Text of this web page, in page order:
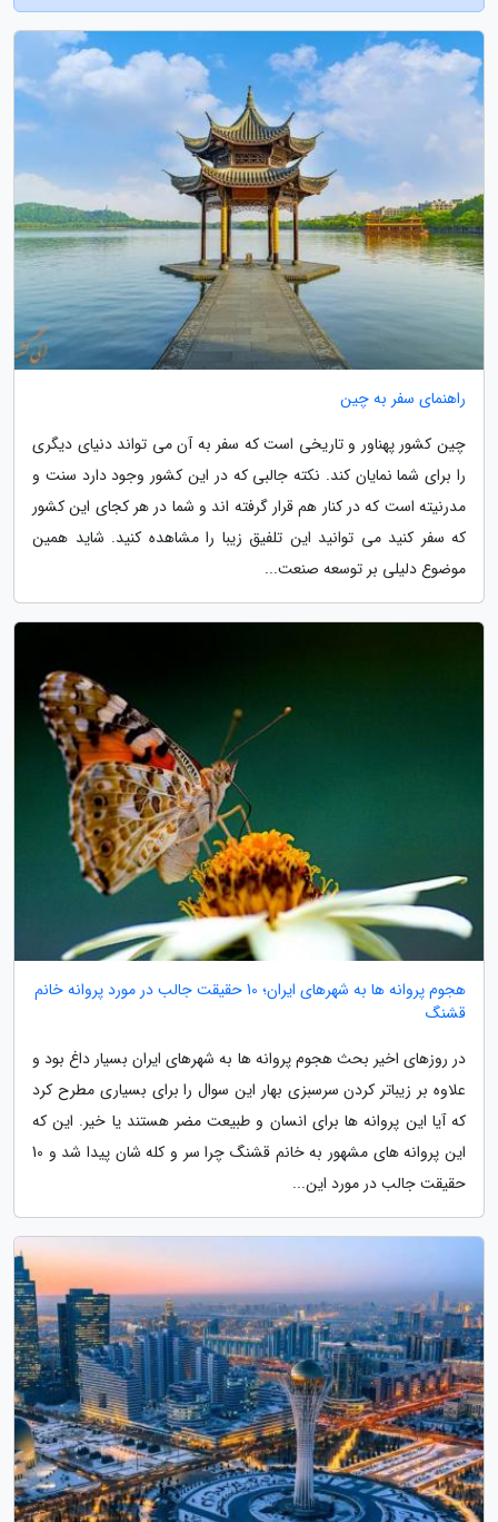
راهنمای سفر به چین
چین کشور پهناور و تاریخی است که سفر به آن می تواند دنیای دیگری
را برای شما نمایان کند. نکته جالبی که در این کشور وجود دارد سنت و
مدرنیته است که در کنار هم قرار گرفته اند و شما در هر کجای این کشور
که سفر کنید می توانید این تلفیق زیبا را مشاهده کنید. شاید همین
موضوع دلیلی بر توسعه صنعت...
هجوم پروانه ها به شهرهای ایران؛ 10 حقیقت جالب در مورد پروانه خانم
قشنگ
در روزهای اخیر بحث هجوم پروانه ها به شهرهای ایران بسیار داغ بود و
علاوه بر زیباتر کردن سرسبزی بهار این سوال را برای بسیاری مطرح کرد
که آیا این پروانه ها برای انسان و طبیعت مضر هستند یا خیر. این که
این پروانه های مشهور به خانم قشنگ چرا سر و کله شان پیدا شد و 10
حقیقت جالب در مورد این...